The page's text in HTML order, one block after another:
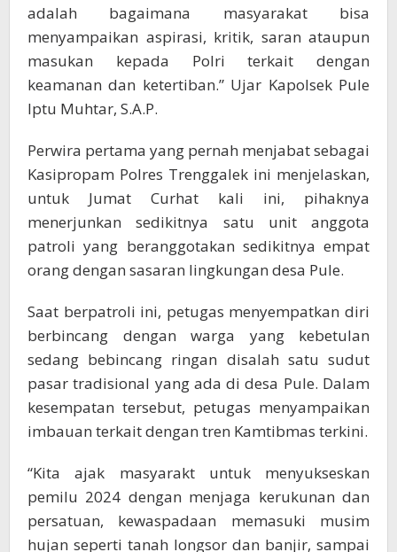
adalah bagaimana masyarakat bisa
menyampaikan aspirasi, kritik, saran ataupun
masukan kepada Polri terkait dengan
keamanan dan ketertiban.” Ujar Kapolsek Pule
Iptu Muhtar, S.A.P.
Perwira pertama yang pernah menjabat sebagai
Kasipropam Polres Trenggalek ini menjelaskan,
untuk Jumat Curhat kali ini, pihaknya
menerjunkan sedikitnya satu unit anggota
patroli yang beranggotakan sedikitnya empat
orang dengan sasaran lingkungan desa Pule.
Saat berpatroli ini, petugas menyempatkan diri
berbincang dengan warga yang kebetulan
sedang bebincang ringan disalah satu sudut
pasar tradisional yang ada di desa Pule. Dalam
kesempatan tersebut, petugas menyampaikan
imbauan terkait dengan tren Kamtibmas terkini.
“Kita ajak masyarakt untuk menyukseskan
pemilu 2024 dengan menjaga kerukunan dan
persatuan, kewaspadaan memasuki musim
hujan seperti tanah longsor dan banjir, sampai